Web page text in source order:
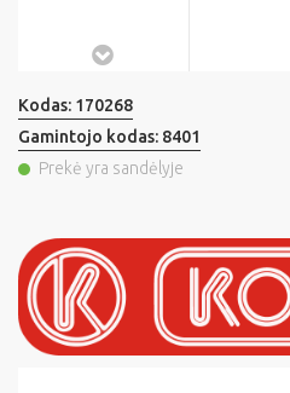
Kodas: 170268
Gamintojo kodas: 8401
Prekė yra sandėlyje